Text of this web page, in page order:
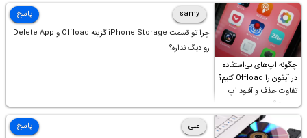
چگونه اپ‌های بی‌استفاده
در آیفون را Offload کنیم؟
تفاوت حذف و آفلود اپ
چیست؟
samy
چرا تو قسمت iPhone Storage گزینه Offload و Delete App
رو دیگ نداره؟
پاسخ
علی
پاسخ